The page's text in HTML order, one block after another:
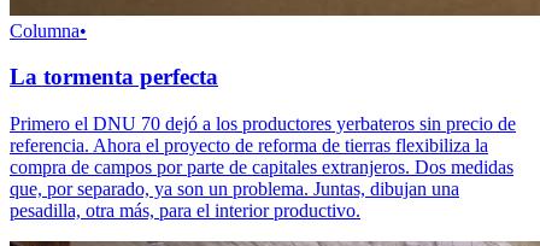
Columna•
La tormenta perfecta
Primero el DNU 70 dejó a los productores yerbateros sin precio de
referencia. Ahora el proyecto de reforma de tierras flexibiliza la
compra de campos por parte de capitales extranjeros. Dos medidas
que, por separado, ya son un problema. Juntas, dibujan una
pesadilla, otra más, para el interior productivo.